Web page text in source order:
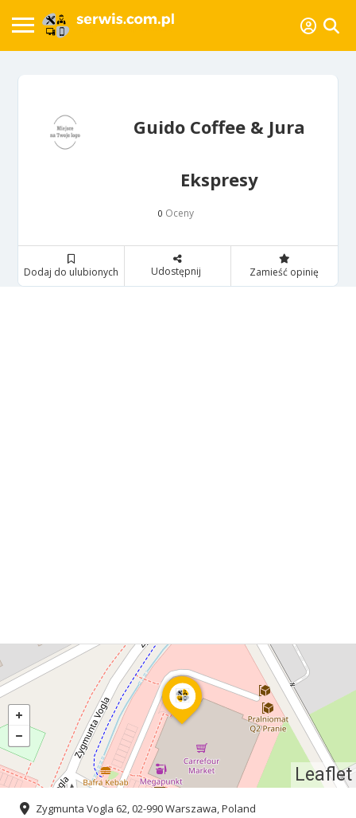
Guido Coffee & Jura
Ekspresy
0 Oceny
Dodaj do ulubionych Udostępnij Zamieść opinię
Leaflet
Zygmunta Vogla 62, 02-990 Warszawa, Poland